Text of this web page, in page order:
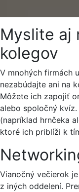
Myslite aj
kolegov
V mnohých firmách
nezabúdajte ani na
Môžete ich zapojiť
alebo spoločný kvíz.
(napríklad hrnčeka
ktoré ich priblíži k
Vianočný večierok
z iných oddelení.